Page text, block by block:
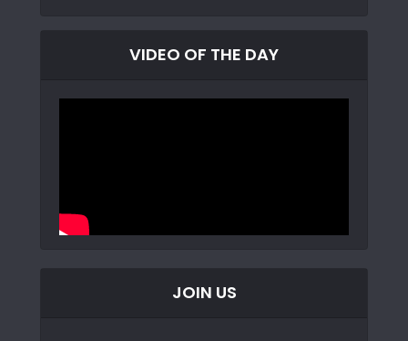
VIDEO OF THE DAY
JOIN US